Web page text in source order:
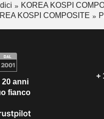
KOREA KOSPI
KOSPI COMPOSITE
20 anni
fianco
+